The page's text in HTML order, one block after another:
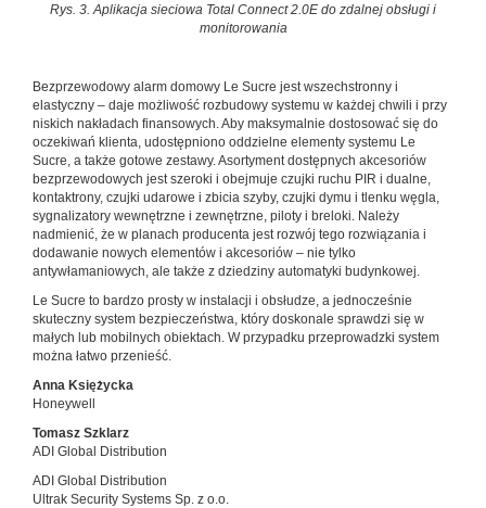
Rys. 3. Aplikacja sieciowa Total Connect 2.0E do zdalnej obsługi i
monitorowania
Bezprzewodowy alarm domowy Le Sucre jest wszechstronny i
elastyczny – daje możliwość rozbudowy systemu w każdej chwili i przy
niskich nakładach finansowych. Aby maksymalnie dostosować się do
oczekiwań klienta, udostępniono oddzielne elementy systemu Le
Sucre, a także gotowe zestawy. Asortyment dostępnych akcesoriów
bezprzewodowych jest szeroki i obejmuje czujki ruchu PIR i dualne,
kontaktrony, czujki udarowe i zbicia szyby, czujki dymu i tlenku węgla,
sygnalizatory wewnętrzne i zewnętrzne, piloty i breloki. Należy
nadmienić, że w planach producenta jest rozwój tego rozwiązania i
dodawanie nowych elementów i akcesoriów – nie tylko
antywłamaniowych, ale także z dziedziny automatyki budynkowej.
Le Sucre to bardzo prosty w instalacji i obsłudze, a jednocześnie
skuteczny system bezpieczeństwa, który doskonale sprawdzi się w
małych lub mobilnych obiektach. W przypadku przeprowadzki system
można łatwo przenieść.
Anna Księżycka
Honeywell
Tomasz Szklarz
ADI Global Distribution
ADI Global Distribution
Ultrak Security Systems Sp. z o.o.